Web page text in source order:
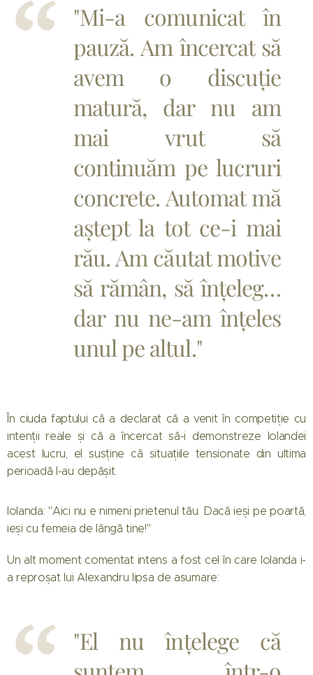
"Mi-a comunicat în
pauză. Am încercat să
avem o discuție
matură, dar nu am
mai vrut să
continuăm pe lucruri
concrete. Automat mă
aștept la tot ce-i mai
rău. Am căutat motive
să rămân, să înțeleg…
dar nu ne-am înțeles
unul pe altul."
În ciuda faptului că a declarat că a venit în competiție cu
intenții reale și că a încercat să-i demonstreze Iolandei
acest lucru, el susține că situațiile tensionate din ultima
perioadă l-au depășit.
Iolanda: "Aici nu e nimeni prietenul tău. Dacă ieși pe poartă,
ieși cu femeia de lângă tine!"
Un alt moment comentat intens a fost cel în care Iolanda i-
a reproșat lui Alexandru lipsa de asumare:
"El nu înțelege că